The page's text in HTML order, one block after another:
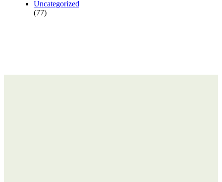
Uncategorized
(77)